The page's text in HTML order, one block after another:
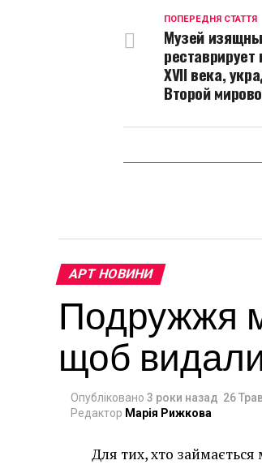
ПОПЕРЕДНЯ СТАТТЯ
Музей
XVII века,
Второй
АРТ НОВИНИ
Подружжя
щоб
Опубліковано 3 роки назад 26
Редактор Марія Рижкова
Для тих, хто